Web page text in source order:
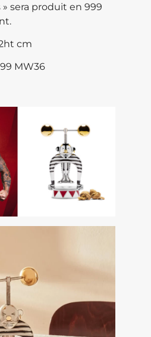
» sera produit en 999
cm
MW36